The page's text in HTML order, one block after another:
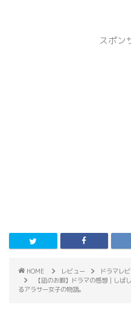
スポン
HOME レビュー
ドラマレ
【凪のお暇】ドラマの感想｜しば
るアラサー女子の物語。